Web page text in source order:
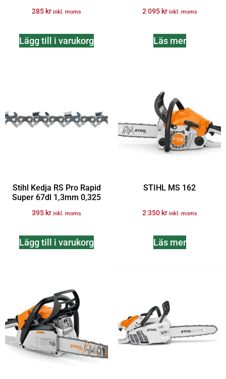
285 kr inkl. moms
Lägg till i varukorg
2 095 kr inkl. moms
Läs mer
Stihl Kedja RS Pro Rapid
Super 67dl 1,3mm 0,325
395 kr inkl. moms
Lägg till i varukorg
STIHL MS 162
2 350 kr inkl. moms
Läs mer